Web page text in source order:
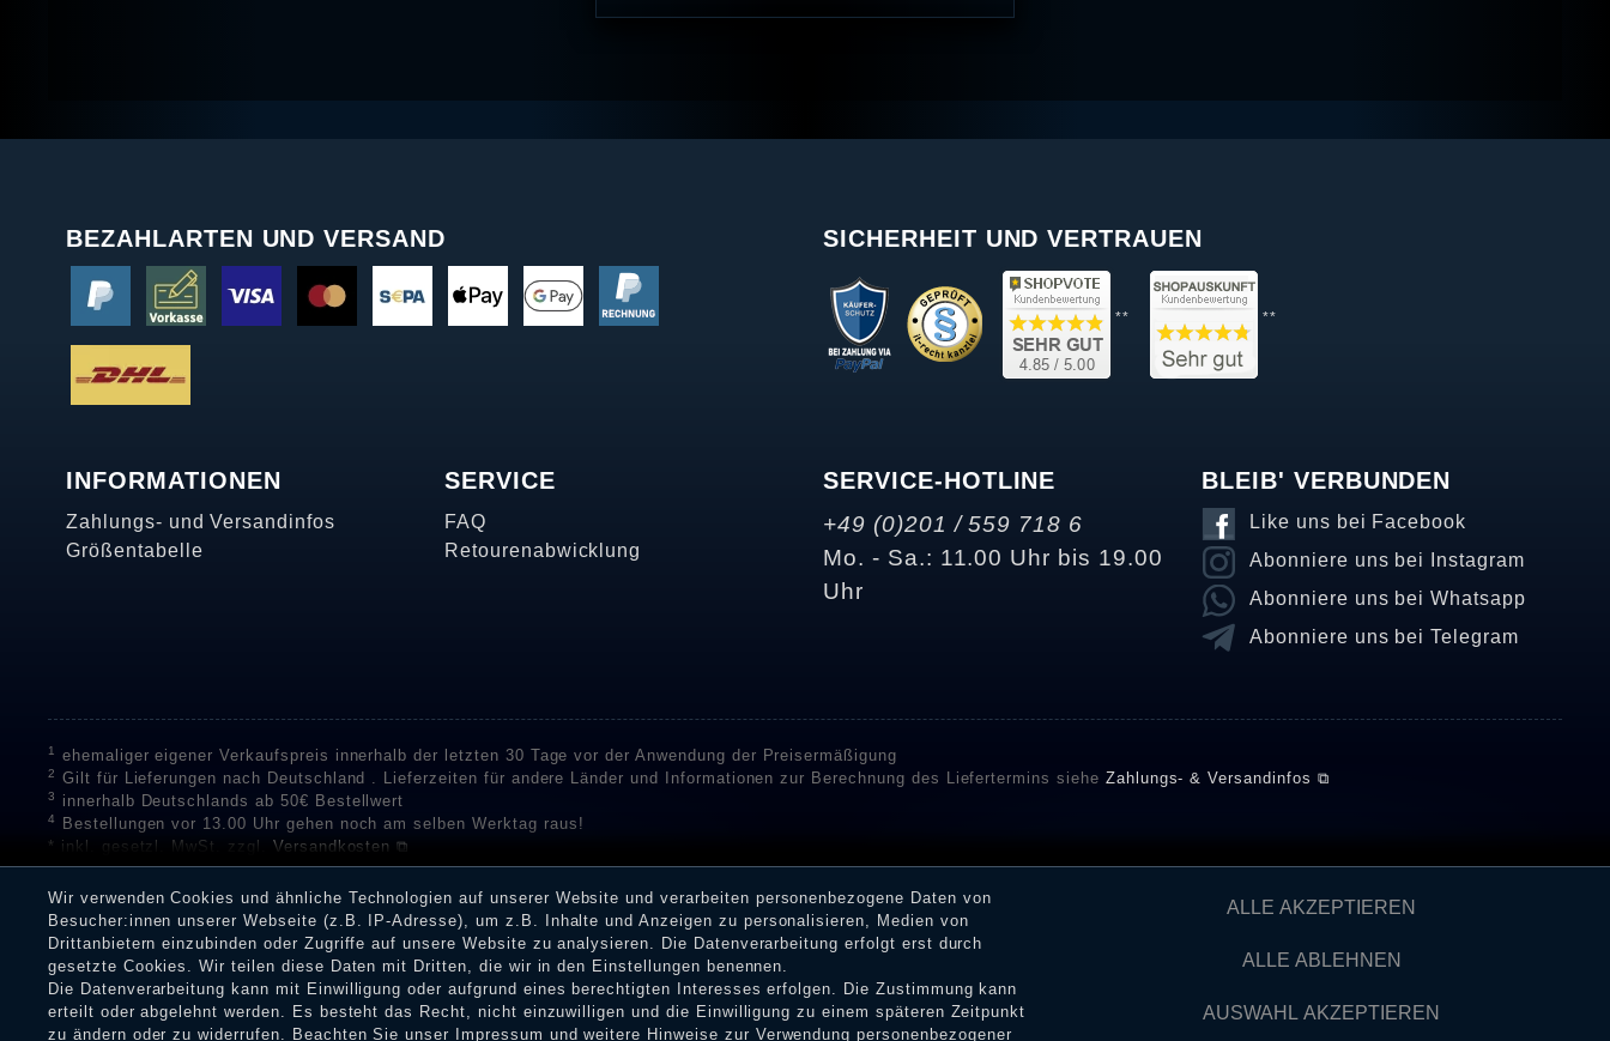
BEZAHLARTEN UND VERSAND SICHERHEIT UND VERTRAUEN
** **
INFORMATIONEN
Zahlungs- und Versandinfos
Größentabelle
SERVICE
FAQ
Retourenabwicklung
SERVICE-HOTLINE
+49 (0)201 / 559 718 6
Mo. - Sa.: 11.00 Uhr bis 19.00
Uhr
BLEIB' VERBUNDEN
Like uns bei Facebook
Abonniere uns bei Instagram
Abonniere uns bei Whatsapp
Abonniere uns bei Telegram
1 ehemaliger eigener Verkaufspreis innerhalb der letzten 30 Tage vor der Anwendung der Preisermäßigung
2 Gilt für Lieferungen nach Deutschland . Lieferzeiten für andere Länder und Informationen zur Berechnung des Liefertermins siehe Zahlungs- & Versandinfos ⧉
3 innerhalb Deutschlands ab 50€ Bestellwert
4
Bestellungen vor 13.00 Uhr gehen noch am selben Werktag raus!
* inkl. gesetzl. MwSt. zzgl. Versandkosten ⧉
** Unser Unternehmen sammelt über die unabhängigen Dienstleister SHOPVOTE und SHOPAUSKUNFT Bewertungen. SHOPVOTE setzt automatische und manuelle Maßnahmen ein, um
Bewertungen zu verifizieren.Informationen zur Echtheit von Kundenbewertungen auf SHOPVOTE finden Sie hier. ⧉
Eine Überprüfung der Bewertungen durch Shopauskunft hat vor deren Veröffentlichung nicht stattgefunden. Die Bewertungen könnten von Verbrauchern stammen, die die Ware oder
Dienstleistungen gar nicht erworben oder genutzt haben. Nach Erhalt einer Benachrichtigungs-E-Mail können Händler die Bewertungen verifizieren und über die erfolgte Verifizierung im
Shop informieren.
Wir verwenden Cookies und ähnliche Technologien auf unserer Website und verarbeiten personenbezogene Daten von
Besucher:innen unserer Webseite (z.B. IP-Adresse), um z.B. Inhalte und Anzeigen zu personalisieren, Medien von
Drittanbietern einzubinden oder Zugriffe auf unsere Website zu analysieren. Die Datenverarbeitung erfolgt erst durch
gesetzte Cookies. Wir teilen diese Daten mit Dritten, die wir in den Einstellungen benennen.
Die Datenverarbeitung kann mit Einwilligung oder aufgrund eines berechtigten Interesses erfolgen. Die Zustimmung kann
erteilt oder abgelehnt werden. Es besteht das Recht, nicht einzuwilligen und die Einwilligung zu einem späteren Zeitpunkt
zu ändern oder zu widerrufen. Beachten Sie unser
Impressum und weitere Hinweise zur Verwendung personenbezogener
ALLE AKZEPTIEREN
ALLE ABLEHNEN
AUSWAHL AKZEPTIEREN